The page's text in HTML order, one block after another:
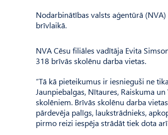
Nodarbinātības valsts aģentūrā
brīvlaikā.
NVA Cēsu filiāles vadītāja Evita
318 brīvās skolēnu darba vietas.
“Tā kā pieteikumus ir iesnieguši ne
Jaunpiebalgas, Nītaures, Raiskuma
skolēniem. Brīvās skolēnu darba
pārdevēja palīgs, laukstrādnieks,
pirmo reizi iespēja strādāt tiek dota